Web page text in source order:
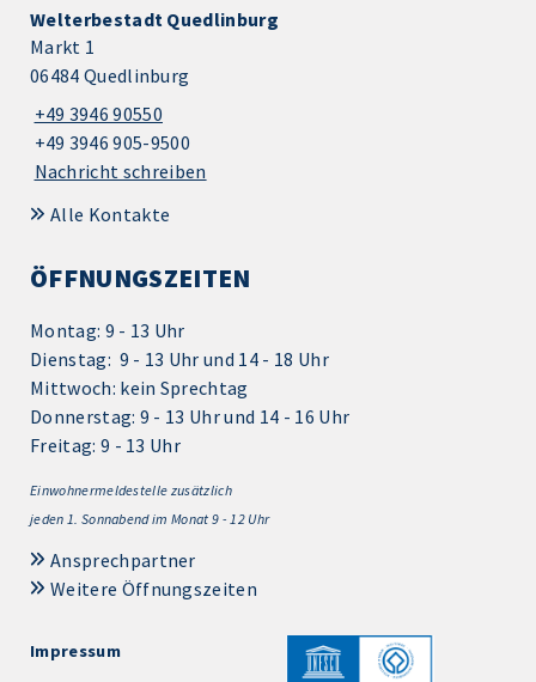
Welterbestadt Quedlinburg
Markt 1
06484 Quedlinburg
+49 3946 90550
+49 3946 905-9500
Nachricht schreiben
Alle Kontakte
ÖFFNUNGSZEITEN
Montag: 9 - 13 Uhr
Dienstag: 9 - 13 Uhr und 14 - 18 Uhr
Mittwoch: kein Sprechtag
Donnerstag: 9 - 13 Uhr und 14 - 16 Uhr
Freitag: 9 - 13 Uhr
Einwohnermeldestelle zusätzlich
jeden 1. Sonnabend im Monat 9 - 12 Uhr
Ansprechpartner
Weitere Öffnungszeiten
Impressum